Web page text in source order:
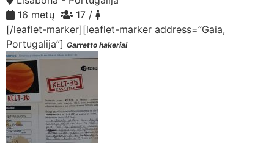
16 metų
17 /
[/leaflet-marker][leaflet-marker address=”Gaia,
Portugalija”] Garretto hakeriai